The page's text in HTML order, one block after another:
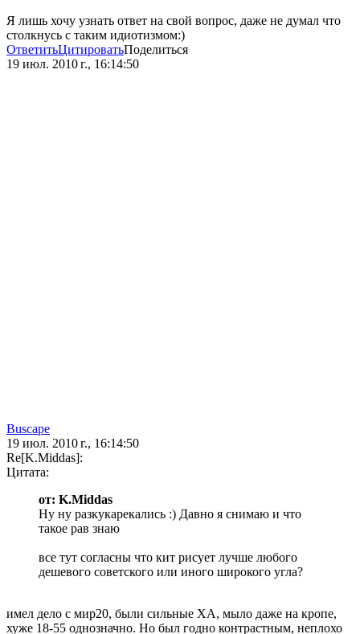
Я лишь хочу узнать ответ на свой вопрос, даже не думал что
столкнусь с таким идиотизмом:)
ОтветитьЦитироватьПоделиться
19 июл. 2010 г., 16:14:50
Buscape
19 июл. 2010 г., 16:14:50
Re[K.Middas]:
Цитата:
от: K.Middas
Ну ну разкукарекались :) Давно я снимаю и что
такое рав знаю
все тут согласны что кит рисует лучше любого
дешевого советского или иного широкого угла?
имел дело с мир20, были сильные ХА, мыло даже на кропе,
хуже 18-55 однозначно. Но был годно контрастным, неплохо